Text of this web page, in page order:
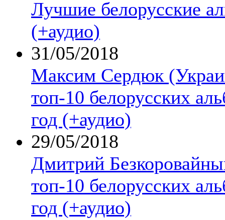
Лучшие белорусские
(+аудио)
31/05/2018
Максим Сердюк
топ-10 белорусских
год (+аудио)
29/05/2018
Дмитрий
топ-10 белорусских
год (+аудио)